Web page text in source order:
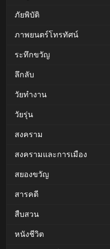
ภัยพิบัติ
ภาพยนตร์โทรทัศน์
ระทึกขวัญ
ลึกลับ
วัยทำงาน
วัยรุ่น
สงคราม
สงครามและการเมือง
สยองขวัญ
สารคดี
สืบสวน
หนังชีวิต